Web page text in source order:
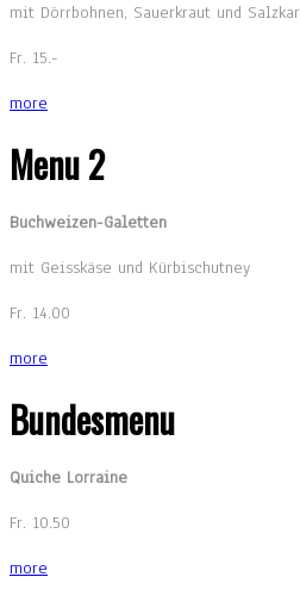
mit Dörrbohnen, Sauerkraut und
Fr. 15.-
more
Menu 2
Buchweizen-Galetten
mit Geisskäse und Kürbischutney
Fr. 14.00
more
Bundesmenu
Quiche Lorraine
Fr. 10.50
more